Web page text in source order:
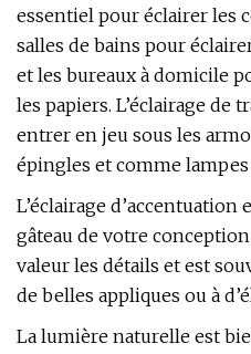
essentiel pour éclairer les
salles de bains pour
et les bureaux à domicile
les papiers. L’éclairage de
entrer en jeu sous les
épingles et comme
L’éclairage
gâteau de votre
valeur les détails et est
de belles appliques ou à
La lumière naturelle est